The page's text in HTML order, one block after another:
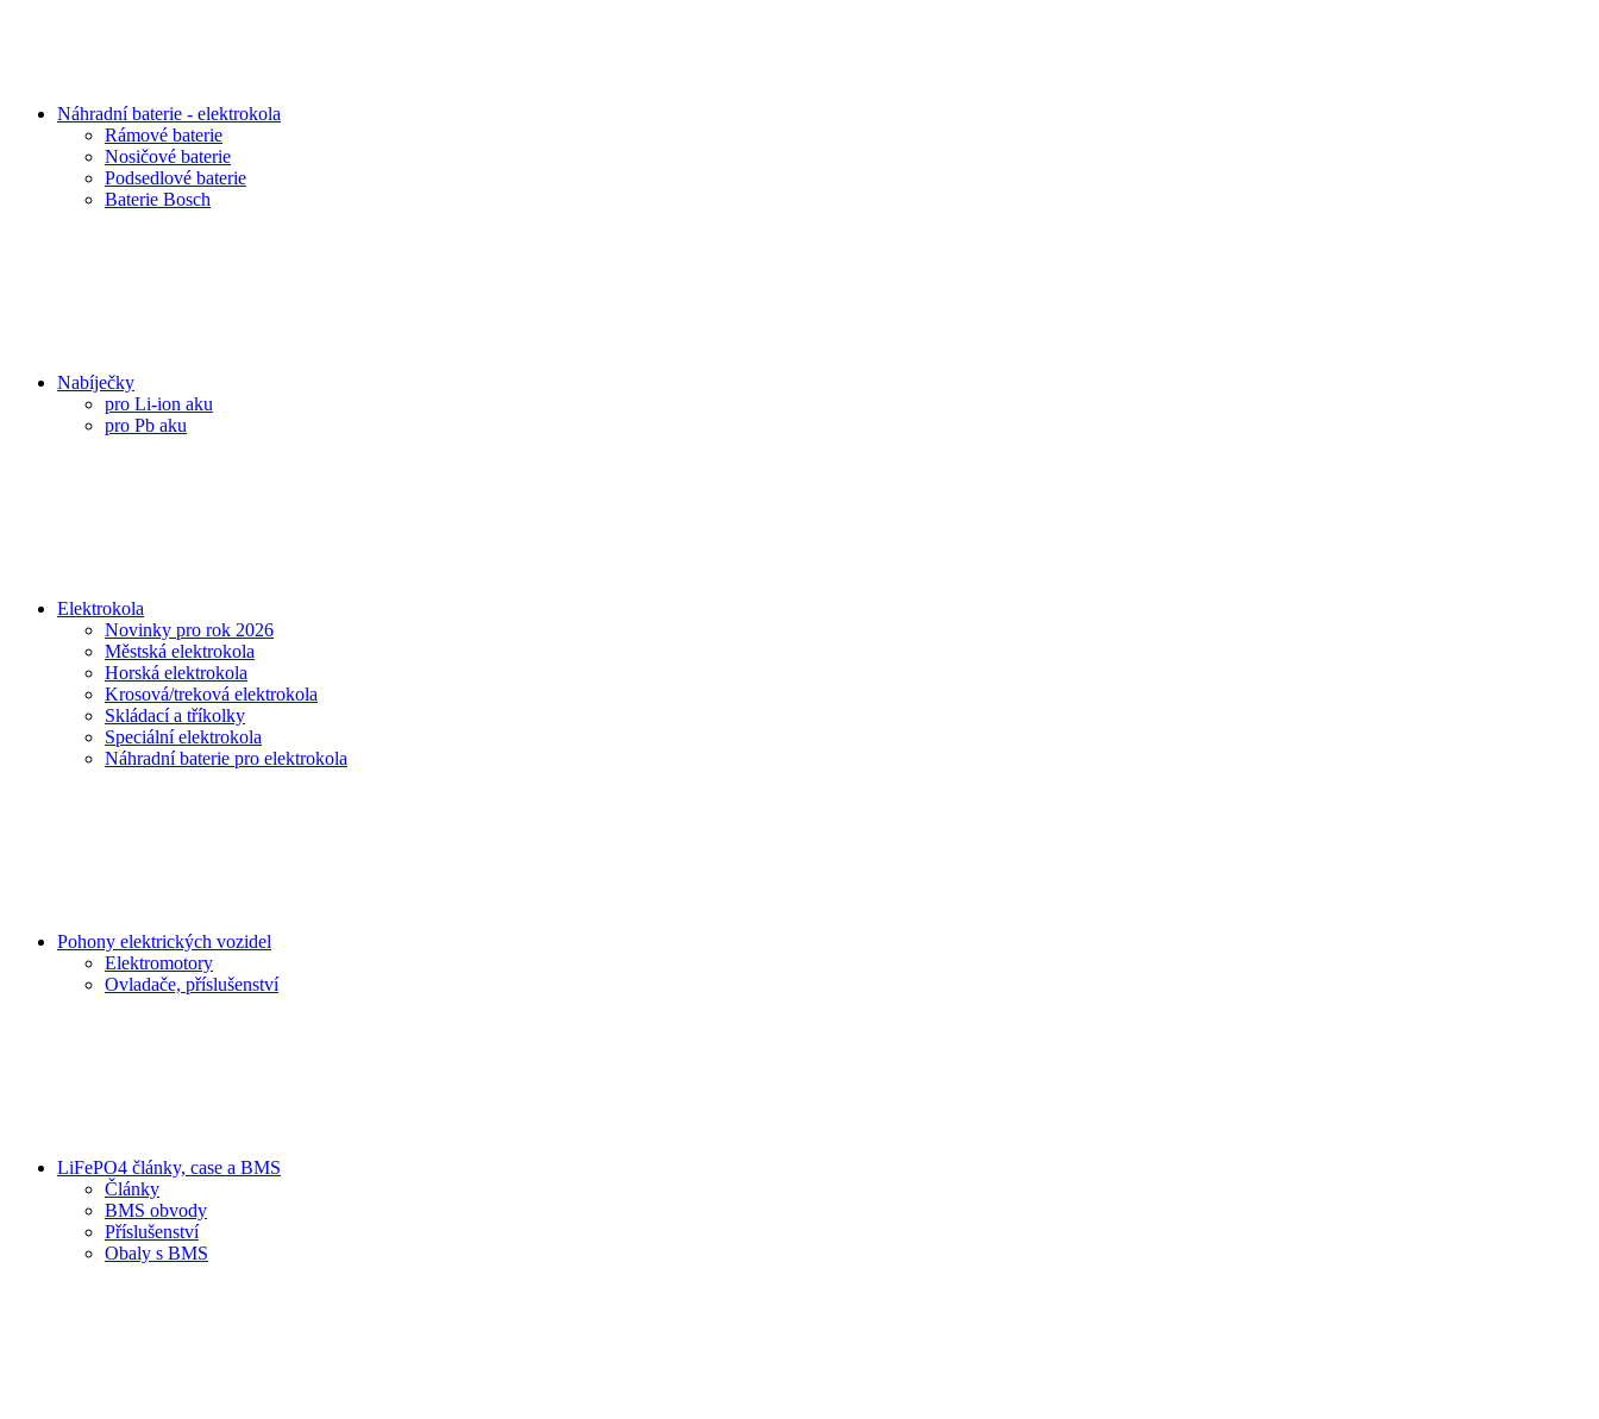
Náhradní baterie - elektrokola
Rámové baterie
Nosičové baterie
Podsedlové baterie
Baterie Bosch
Nabíječky
pro Li-ion aku
pro Pb aku
Elektrokola
Novinky pro rok 2026
Městská elektrokola
Horská elektrokola
Krosová/treková elektrokola
Skládací a tříkolky
Speciální elektrokola
Náhradní baterie pro elektrokola
Pohony elektrických vozidel
Elektromotory
Ovladače, příslušenství
LiFePO4 články, case a BMS
Články
BMS obvody
Příslušenství
Obaly s BMS